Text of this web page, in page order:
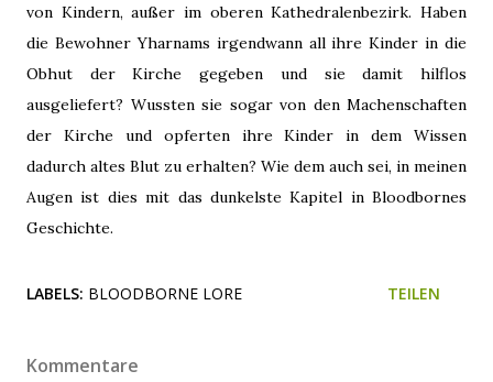
von Kindern, außer im oberen Kathedralenbezirk. Haben
die Bewohner Yharnams irgendwann all ihre Kinder in die
Obhut der Kirche gegeben und sie damit hilflos
ausgeliefert? Wussten sie sogar von den Machenschaften
der Kirche und opferten ihre Kinder in dem Wissen
dadurch altes Blut zu erhalten? Wie dem auch sei, in meinen
Augen ist dies mit das dunkelste Kapitel in Bloodbornes
Geschichte.
LABELS: BLOODBORNE LORE TEILEN
Kommentare